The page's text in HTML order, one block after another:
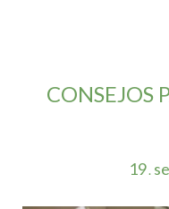
CONSEJOS
19.